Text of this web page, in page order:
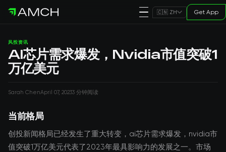
🇨🇳 ZH Get App
风投资讯
AI芯片需求爆发，Nvidia市值突破1
万亿美元
Sarah ChenApril 07, 20233 分钟阅读
当前格局
创投新闻格局已经发生了重大转变，ai芯片需求爆发，nvidia市
值突破1万亿美元代表了2023年最具影响力的发展之一。市场